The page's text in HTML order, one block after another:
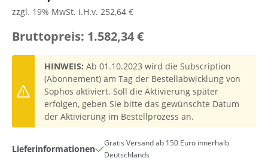
zzgl. 19% MwSt. i.H.v. 252,64 €
Bruttopreis: 1.582,34 €
HINWEIS: Ab 01.10.2023 wird die Subscription
(Abonnement) am Tag der Bestellabwicklung von
Sophos aktiviert. Soll die Aktivierung später
erfolgen, geben Sie bitte das gewünschte Datum
der Aktivierung im Bestellprozess an.
Lieferinformationen
Gratis Versand ab 150 Euro innerhalb
Deutschlands